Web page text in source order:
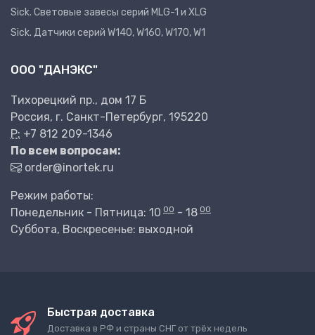
Sick. Световые завесы серий MLG-1 и XLG
Sick. Датчики серий W140, W160, W170, W1
ООО "ДАНЭКС"
Тихорецкий пр., дом 17 Б
Россия, г. Санкт-Петербург, 195220
P: +7 812 209-1346
По всем вопросам:
order@inortek.ru
Режим работы:
Понедельник - Пятница: 10 00 - 18 00
Суббота, Воскресенье: выходной
Быстрая доставка
Доставка в РФ и страны СНГ от трёх недель